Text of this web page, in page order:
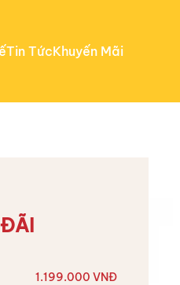
Tin TứcKhuyến Mãi
1.199.000 VNĐ